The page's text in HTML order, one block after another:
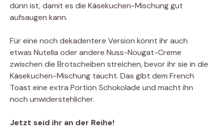
dünn ist, damit es die Käsekuchen-Mischung gut
aufsaugen kann.
Für eine noch dekadentere Version könnt ihr auch
etwas Nutella oder andere Nuss-Nougat-Creme
zwischen die Brotscheiben streichen, bevor ihr sie in die
Käsekuchen-Mischung taucht. Das gibt dem French
Toast eine extra Portion Schokolade und macht ihn
noch unwiderstehlicher.
Jetzt seid ihr an der Reihe!